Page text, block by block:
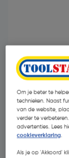
Om je beter te
technieken. Naast
van de website,
verder te
advertenties. Lees
cookieverklaring.
Als je op 'Akkoord'